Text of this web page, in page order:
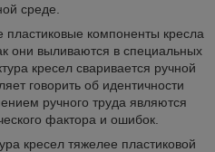
среде.
пластиковые компоненты кресла
они выливаются в специальных
кресел сваривается ручной
говорить об идентичности
ручного труда являются
фактора и ошибок.
кресел тяжелее пластиковой